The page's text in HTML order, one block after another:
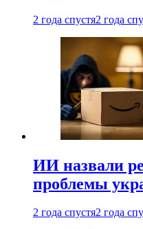
2 года спустя2 года
ИИ назвали
проблемы
2 года спустя2 года